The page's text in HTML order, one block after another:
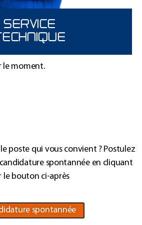
SERVICE
le moment.
poste qui vous convient ? Postulez
spontannée en cliquant
le bouton ci-après
spontannée